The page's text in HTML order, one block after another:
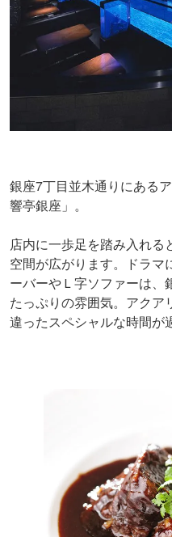
銀座7丁目並木通りにある
響亭銀座」。
店内に一歩足を踏み入れる
空間が広がります。ドラマ
ーバーやＬ字ソファーは、
たっぷりの雰囲気。アクア
違ったスペシャルな時間が